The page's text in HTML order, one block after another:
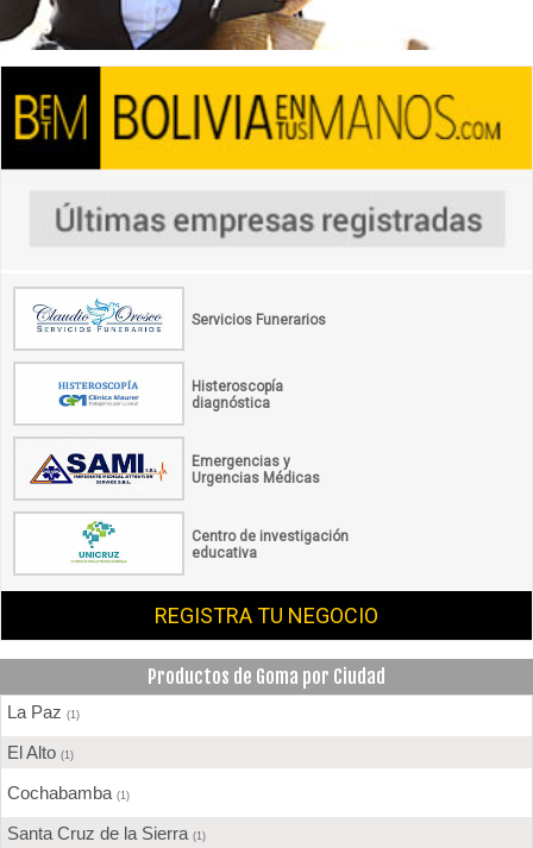
Servicios Funerarios
Histeroscopía
diagnóstica
Emergencias y
Urgencias Médicas
Centro de investigación
educativa
REGISTRA TU NEGOCIO
Productos de Goma por Ciudad
La Paz (1)
El Alto (1)
Cochabamba (1)
Santa Cruz de la Sierra (1)